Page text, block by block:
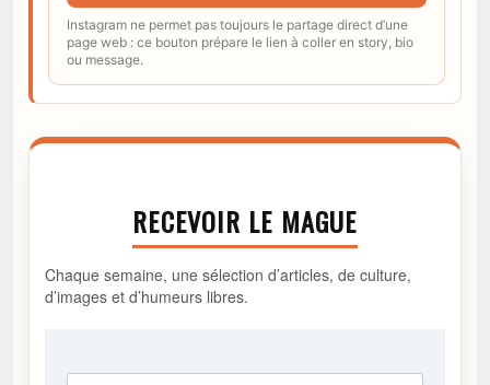
Instagram ne permet pas toujours le partage direct d’une
page web : ce bouton prépare le lien à coller en story, bio
ou message.
RECEVOIR LE MAGUE
Chaque semaine, une sélection d’articles, de culture,
d’images et d’humeurs libres.